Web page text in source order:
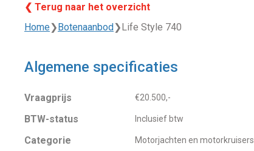
❮ Terug naar het overzicht
Home❯Botenaanbod❯Life Style 740
Algemene specificaties
Vraagprijs €20.500,-
BTW-status Inclusief btw
Categorie Motorjachten en motorkruisers